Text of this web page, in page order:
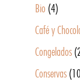
Bio (4)
Café y
Congelados
Conservas